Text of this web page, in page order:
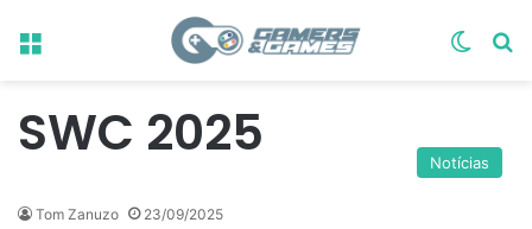
Menu
SWC 2025 Notícias
Tom Zanuzo 23/09/2025